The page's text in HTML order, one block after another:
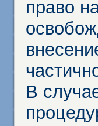
право
В